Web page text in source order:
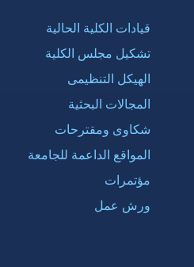
قيادات الكلية الحالية
تشكيل مجلس الكلية
الهيكل التنظيمى
المجالات البحثية
شكاوى ومقترحات
المواقع الداعمة للجامعة
مؤتمرات
ورش عمل